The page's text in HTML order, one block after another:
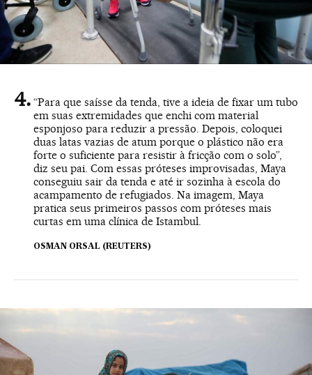
“Para que saísse da tenda, tive a ideia de fixar um tubo
em suas extremidades que enchi com material
esponjoso para reduzir a pressão. Depois, coloquei
duas latas vazias de atum porque o plástico não era
forte o suficiente para resistir à fricção com o solo”,
diz seu pai. Com essas próteses improvisadas, Maya
conseguiu sair da tenda e até ir sozinha à escola do
acampamento de refugiados. Na imagem, Maya
pratica seus primeiros passos com próteses mais
curtas em uma clínica de Istambul.
OSMAN ORSAL (REUTERS)